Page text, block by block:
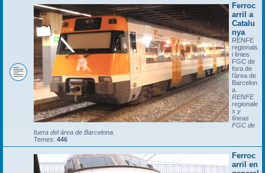
Ferroc
arril a
Catalu
nya
RENFE
regionals
i línies
FGC de
fora de
l'àrea de
Barcelon
a.
RENFE
regionale
s y
líneas
FGC de
fuera del área de Barcelona.
Temes: 446
Ferroc
arril en